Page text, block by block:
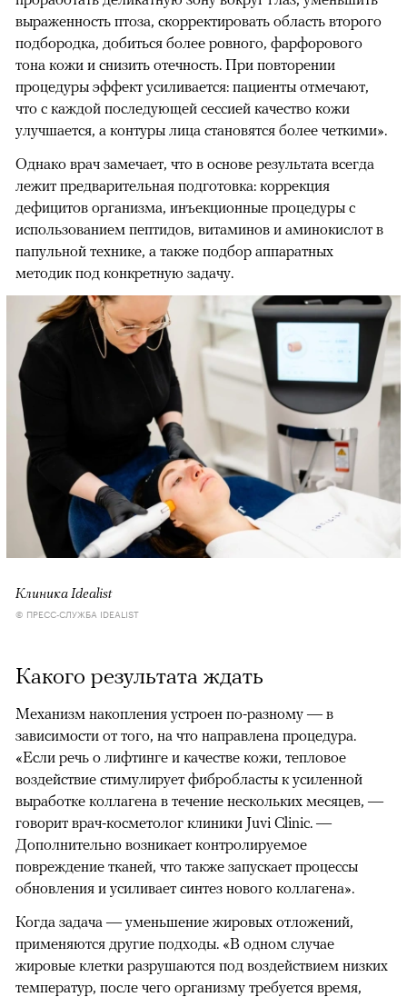
выраженность птоза, скорректировать область второго
подбородка, добиться более ровного, фарфорового
тона кожи и снизить отечность. При повторении
процедуры эффект усиливается: пациенты отмечают,
что с каждой последующей сессией качество кожи
улучшается, а контуры лица становятся более четкими».
Однако врач замечает, что в основе результата всегда
лежит предварительная подготовка: коррекция
дефицитов организма, инъекционные процедуры с
использованием пептидов, витаминов и аминокислот в
папульной технике, а также подбор аппаратных
методик под конкретную задачу.
Клиника Idealist
© ПРЕСС-СЛУЖБА IDEALIST
Какого результата ждать
Механизм накопления устроен по-разному — в
зависимости от того, на что направлена процедура.
«Если речь о лифтинге и качестве кожи, тепловое
воздействие стимулирует фибробласты к усиленной
выработке коллагена в течение нескольких месяцев, —
говорит врач-косметолог клиники Juvi Clinic. —
Дополнительно возникает контролируемое
повреждение тканей, что также запускает процессы
обновления и усиливает синтез нового коллагена».
Когда задача — уменьшение жировых отложений,
применяются другие подходы. «В одном случае
жировые клетки разрушаются под воздействием низких
температур, после чего организму требуется время,